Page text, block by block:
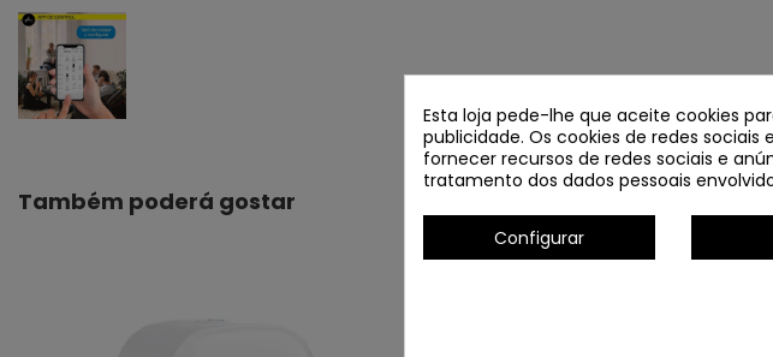
Também poderá gostar
Esta loja pede-lhe que aceite cookies
publicidade. Os cookies de redes
fornecer recursos de redes sociais e
tratamento dos dados pessoais
Configurar